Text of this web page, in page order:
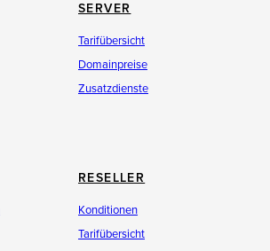
SERVER
Tarifübersicht
Domainpreise
Zusatzdienste
RESELLER
Konditionen
Tarifübersicht